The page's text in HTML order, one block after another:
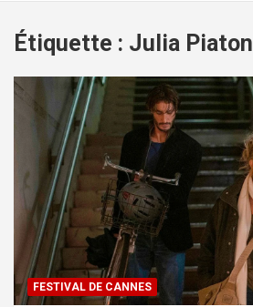
Étiquette : Julia Piaton
FESTIVAL DE CANNES